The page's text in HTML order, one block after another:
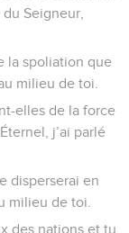
Seigneur,
la spoliation que
milieu de toi.
elles de la force
j’ai parlé
disperserai en
milieu de toi.
des nations et tu